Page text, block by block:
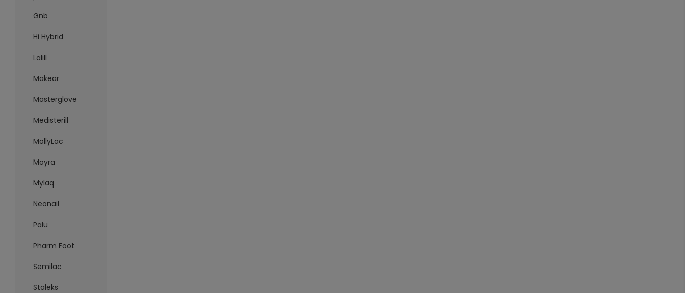
Gnb
Hi Hybrid
Lalill
Makear
Masterglove
Medisterill
MollyLac
Moyra
Mylaq
Neonail
Palu
Pharm Foot
Semilac
Staleks